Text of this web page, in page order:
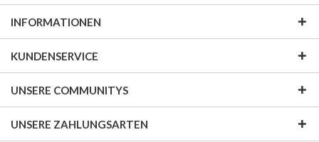
INFORMATIONEN
KUNDENSERVICE
UNSERE COMMUNITYS
UNSERE ZAHLUNGSARTEN